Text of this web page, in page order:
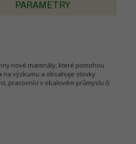
PARAMETRY
nové materiály, které pomohou
na výzkumu a obsahuje stovky
pracovníci v obalovém průmyslu či